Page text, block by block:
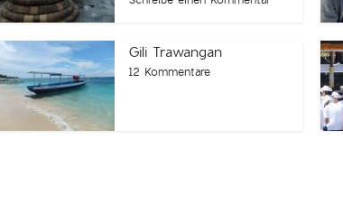
Gili Trawangan
12 Kommentare